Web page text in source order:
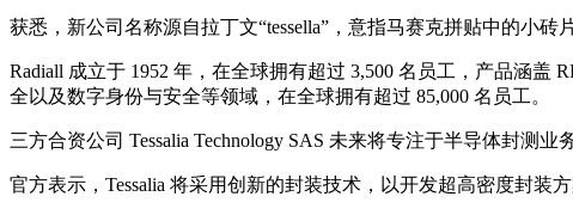
获悉，新公司名称源自拉丁文“tessella”，意指马赛克拼贴中的小砖片
Radiall 成立于 1952 年，在全球拥有超过 3,500 名员工，产品涵
全以及数字身份与安全等领域，在全球拥有超过 85,000 名员工。
三方合资公司 Tessalia Technology SAS 未来将专注于半导体封测业
官方表示，Tessalia 将采用创新的封装技术，以开发超高密度封装